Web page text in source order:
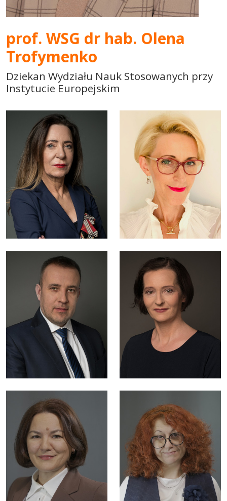
prof. WSG dr hab. Olena
Trofymenko
Dziekan Wydziału Nauk Stosowanych przy
Instytucie Europejskim